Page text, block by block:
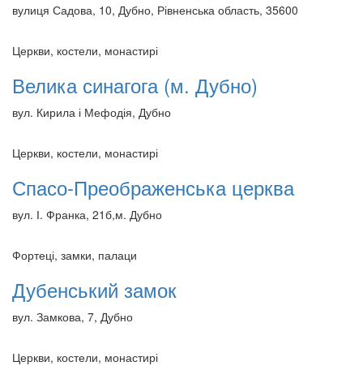
вулиця Садова, 10, Дубно, Рівненська область, 35600
Церкви, костели, монастирі
Велика синагога (м. Дубно)
вул. Кирила і Мефодія, Дубно
Церкви, костели, монастирі
Спасо-Преображенська церква
вул. І. Франка, 21б,м. Дубно
Фортеці, замки, палаци
Дубенський замок
вул. Замкова, 7, Дубно
Церкви, костели, монастирі